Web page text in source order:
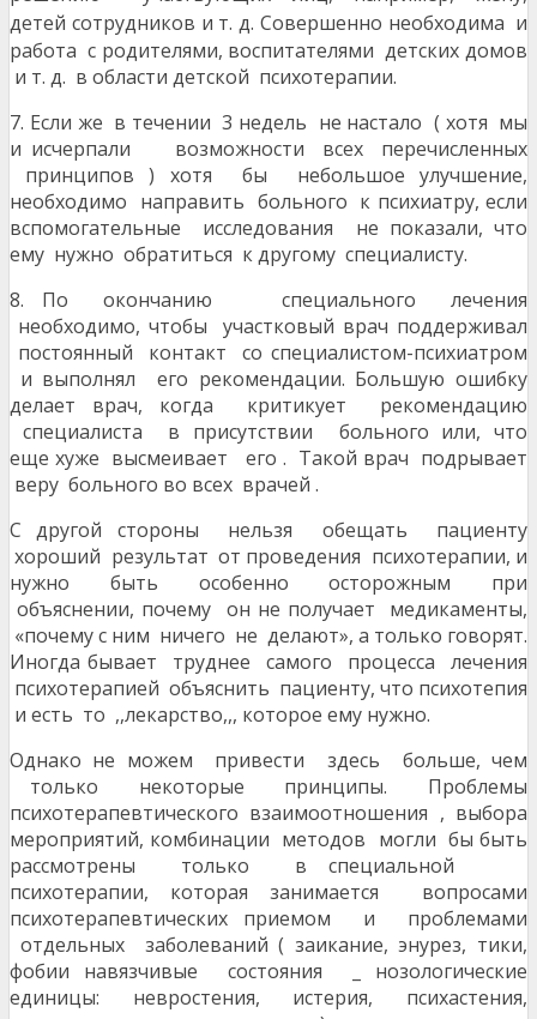
детей сотрудников и т. д. Совершенно необходима и
работа с родителями, воспитателями детских домов
и т. д. в области детской психотерапии.
7. Если же в течении 3 недель не настало ( хотя мы
и исчерпали возможности всех перечисленных
принципов ) хотя бы небольшое улучшение,
необходимо направить больного к психиатру, если
вспомогательные исследования не показали, что
ему нужно обратиться к другому специалисту.
8. По окончанию специального лечения
необходимо, чтобы участковый врач поддерживал
постоянный контакт со специалистом-психиатром
и выполнял его рекомендации. Большую ошибку
делает врач, когда критикует рекомендацию
специалиста в присутствии больного или, что
еще хуже высмеивает его . Такой врач подрывает
веру больного во всех врачей .
С другой стороны нельзя обещать пациенту
хороший результат от проведения психотерапии, и
нужно быть особенно осторожным при
объяснении, почему он не получает медикаменты,
«почему с ним ничего не делают», а только говорят.
Иногда бывает труднее самого процесса лечения
психотерапией объяснить пациенту, что психотепия
и есть то ,,лекарство,,, которое ему нужно.
Однако не можем привести здесь больше, чем
только некоторые принципы. Проблемы
психотерапевтического взаимоотношения , выбора
мероприятий, комбинации методов могли бы быть
рассмотрены только в специальной
психотерапии, которая занимается вопросами
психотерапевтических приемом и проблемами
отдельных заболеваний ( заикание, энурез, тики,
фобии навязчивые состояния _ нозологические
единицы: невростения, истерия, психастения,